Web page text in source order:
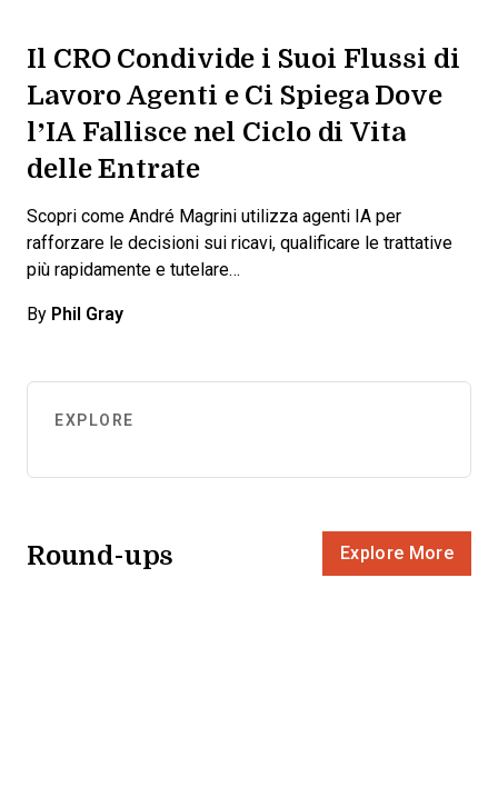
Il CRO Condivide i Suoi Flussi di
Lavoro Agenti e Ci Spiega Dove
l’IA Fallisce nel Ciclo di Vita
delle Entrate
Scopri come André Magrini utilizza agenti IA per
rafforzare le decisioni sui ricavi, qualificare le trattative
più rapidamente e tutelare…
By Phil Gray
EXPLORE
Round-ups Explore More